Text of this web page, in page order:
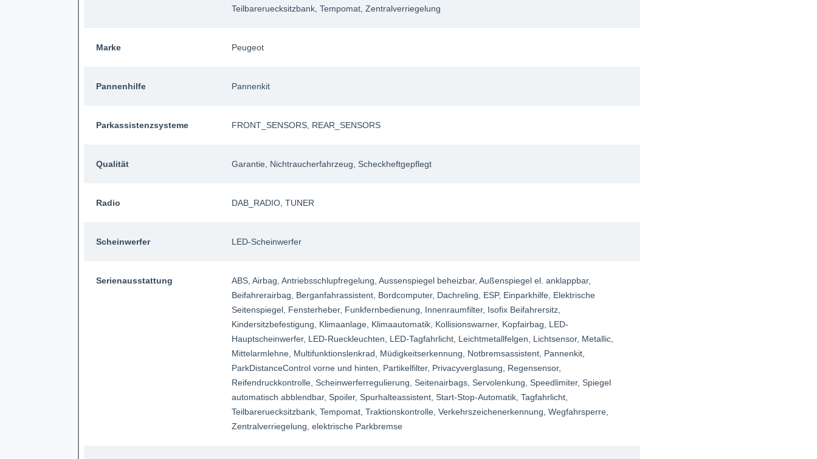
Teilbareruecksitzbank , Tempomat , Zentralverriegelung
Marke Peugeot
Pannenhilfe Pannenkit
Parkassistenzsysteme FRONT_SENSORS , REAR_SENSORS
Qualität Garantie , Nichtraucherfahrzeug , Scheckheftgepflegt
Radio DAB_RADIO , TUNER
Scheinwerfer LED-Scheinwerfer
Serienausstattung ABS , Airbag , Antriebsschlupfregelung , Aussenspiegel beheizbar, Außenspiegel el. anklappbar,
Beifahrerairbag , Berganfahrassistent , Bordcomputer, Dachreling , ESP, Einparkhilfe , Elektrische
Seitenspiegel , Fensterheber, Funkfernbedienung , Innenraumfilter, Isofix Beifahrersitz
Kindersitzbefestigung , Klimaanlage , Klimaautomatik , Kollisionswarner, Kopfairbag , LED-
Hauptscheinwerfer, LED-Rueckleuchten , LED-Tagfahrlicht , Leichtmetallfelgen , Lichtsensor, Metallic
Mittelarmlehne , Multifunktionslenkrad , Müdigkeitserkennung , Notbremsassistent , Pannenkit
ParkDistanceControl vorne und hinten , Partikelfilter, Privacyverglasung , Regensensor,
Reifendruckkontrolle , Scheinwerferregulierung , Seitenairbags , Servolenkung , Speedlimiter, Spiegel
automatisch abblendbar, Spoiler, Spurhalteassistent , Start-Stop-Automatik , Tagfahrlicht
Teilbareruecksitzbank , Tempomat , Traktionskontrolle , Verkehrszeichenerkennung , Wegfahrsperre
Zentralverriegelung , elektrische Parkbremse